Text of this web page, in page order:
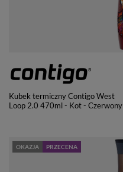
Kubek termiczny Contigo West
Loop 2.0 470ml - Kot - Czerwony
OKAZJA PRZECENA